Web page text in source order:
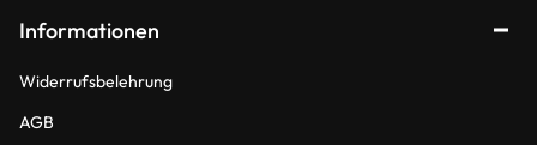
Informationen
Widerrufsbelehrung
AGB